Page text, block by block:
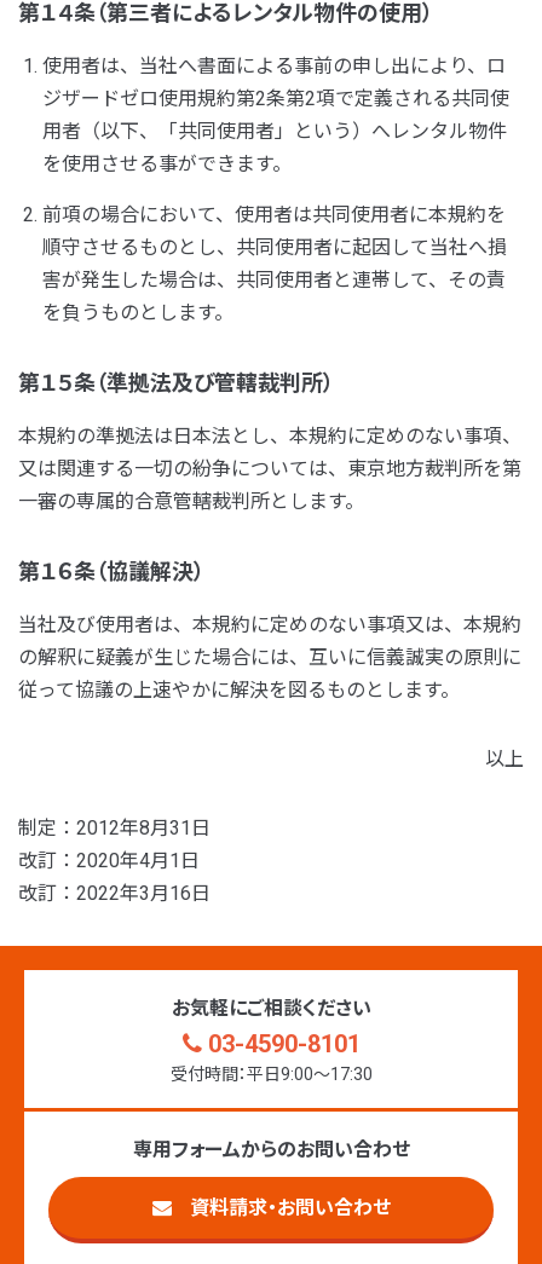
第１４条（第三者によるレンタル物件の使用）
使用者は、当社へ書面による事前の申し出により、ロ
ジザードゼロ使用規約第2条第2項で定義される共同使
用者（以下、「共同使用者」という）へレンタル物件
を使用させる事ができます。
前項の場合において、使用者は共同使用者に本規約を
順守させるものとし、共同使用者に起因して当社へ損
害が発生した場合は、共同使用者と連帯して、その責
を負うものとします。
第１５条（準拠法及び管轄裁判所）
本規約の準拠法は日本法とし、本規約に定めのない事項、
又は関連する一切の紛争については、東京地方裁判所を第
一審の専属的合意管轄裁判所とします。
第１６条（協議解決）
当社及び使用者は、本規約に定めのない事項又は、本規約
の解釈に疑義が生じた場合には、互いに信義誠実の原則に
従って協議の上速やかに解決を図るものとします。
以上
制定：2012年8月31日
改訂：2020年4月1日
改訂：2022年3月16日
お気軽にご相談ください
03-4590-8101
受付時間：平日9:00〜17:30
専用フォームからのお問い合わせ
資料請求・お問い合わせ